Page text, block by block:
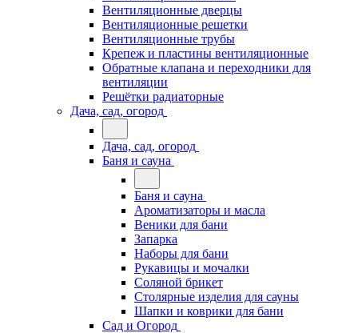
Вентиляционные дверцы
Вентиляционные решетки
Вентиляционные трубы
Крепеж и пластины вентиляционные
Обратные клапана и переходники для
вентиляции
Решётки радиаторные
Дача, сад, огород
Дача, сад, огород
Баня и сауна
Баня и сауна
Ароматизаторы и масла
Веники для бани
Запарка
Наборы для бани
Рукавицы и мочалки
Соляной брикет
Столярные изделия для сауны
Шапки и коврики для бани
Сад и Огород